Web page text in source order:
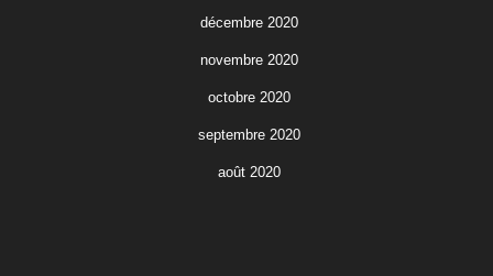
décembre 2020
novembre 2020
octobre 2020
septembre 2020
août 2020